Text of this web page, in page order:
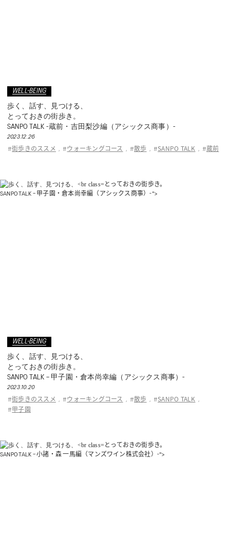
WELL-BEING
歩く、話す、見つける、
とっておきの街歩き。
SANPO TALK -蔵前・吉田梨沙編（アシックス商事）-
2023.12.26
#街歩きのススメ , # ウォーキングコース , #散歩 , # SANPO TALK , #蔵前
とっておきの街歩き。
SANPO TALK – 甲子園・倉本尚幸編（アシックス商事）-">
WELL-BEING
歩く、話す、見つける、
とっておきの街歩き。
SANPO TALK – 甲子園・倉本尚幸編（アシックス商事）-
2023.10.20
#街歩きのススメ , # ウォーキングコース , #散歩 , # SANPO TALK ,
# 甲子園
とっておきの街歩き。
SANPO TALK – 小諸・森 一馬編（マンズワイン株式会社）-">